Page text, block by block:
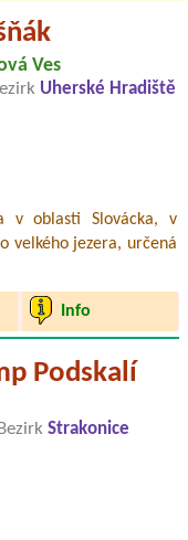
Ves
Uherské Hradiště
v oblasti Slovácka, v
velkého jezera, určená
Info
Podskalí
Strakonice